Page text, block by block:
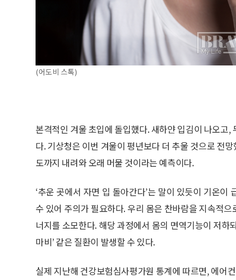
(어도비 스톡)
본격적인 겨울 초입에 돌입했다. 새하얀 입김이 나오고
다. 기상청은 이번 겨울이 평년보다 더 추울 것으로 전
도까지 내려와 오래 머물 것이라는 예측이다.
‘추운 곳에서 자면 입 돌아간다’는 말이 있듯이 기온
수 있어 주의가 필요하다. 우리 몸은 찬바람을 지속적
너지를 소모한다. 해당 과정에서 몸의 면역기능이 저하
마비’ 같은 질환이 발생할 수 있다.
실제 지난해 건강보험심사평가원 통계에 따르면, 에어